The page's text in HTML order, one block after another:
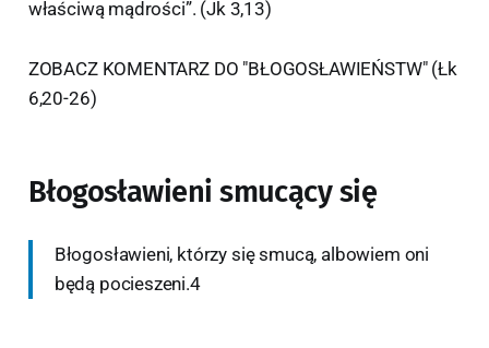
właściwą mądrości”. (Jk 3,13)
ZOBACZ KOMENTARZ DO "BŁOGOSŁAWIEŃSTW" (Łk
6,20-26)
Błogosławieni smucący się
Błogosławieni, którzy się smucą, albowiem oni
będą pocieszeni.4